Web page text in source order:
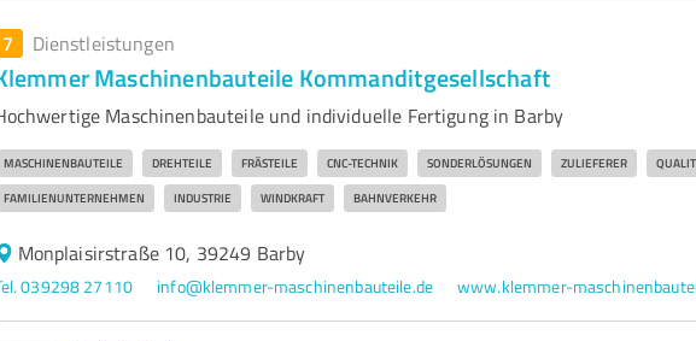
7 Dienstleistungen
Maschinenbauteile Kommanditgesellschaft
Maschinenbauteile und individuelle Fertigung in Barby
MASCHINENBAUTEILE DREHTEILE FRÄSTEILE CNC-TECHNIK SONDERLÖSUNGEN ZULIEFERER
FAMILIENUNTERNEHMEN INDUSTRIE WINDKRAFT BAHNVERKEHR
Monplaisirstraße 10, 39249 Barby
039298 27110 info@klemmer-maschinenbauteile.de www.klemmer-